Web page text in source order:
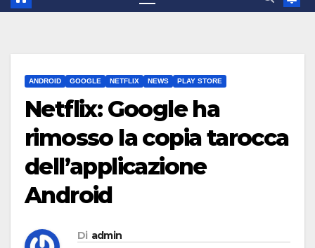
ANDROID GOOGLE NETFLIX NEWS PLAY STORE
Netflix: Google ha
rimosso la copia tarocca
dell’applicazione
Android
Di admin